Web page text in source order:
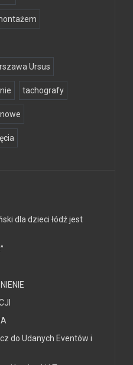
Ursus
tachografy
dla dzieci łódź jest
do Udanych Eventów i